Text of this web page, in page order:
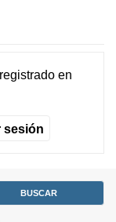
en
sesión